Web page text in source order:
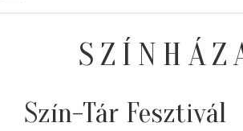
Szín-Tár Fesztivál